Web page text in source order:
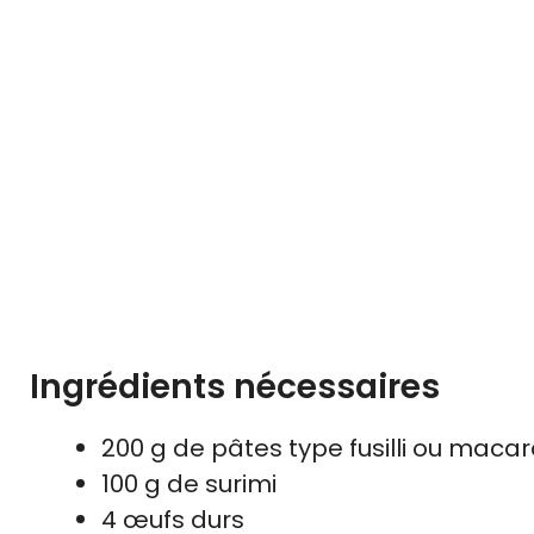
Ingrédients nécessaires
200 g de pâtes type fusilli ou
100 g de surimi
4 œufs durs